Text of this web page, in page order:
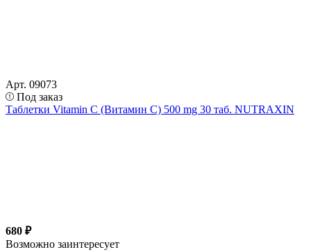
Арт. 09073
Под заказ
Таблетки Vitamin C (Витамин С) 500 mg 30 таб. NUTRAXIN
680 ₽
Возможно заинтересует